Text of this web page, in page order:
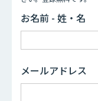
お名前 - 姓・名
メールアドレス